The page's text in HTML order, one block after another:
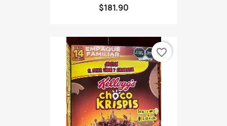
$181.90
favorite_border